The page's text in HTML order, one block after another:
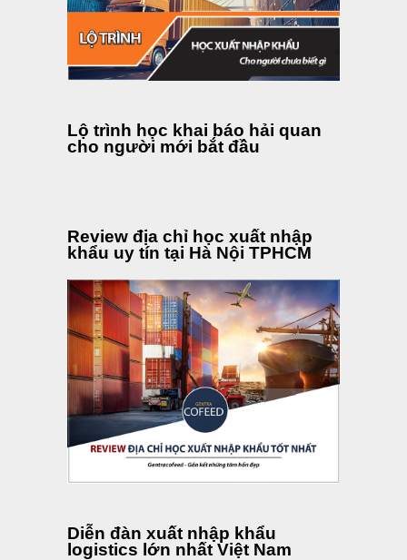
Lộ trình học khai báo hải quan
cho người mới bắt đầu
Review địa chỉ học xuất nhập
khẩu uy tín tại Hà Nội TPHCM
Diễn đàn xuất nhập khẩu
logistics lớn nhất Việt Nam